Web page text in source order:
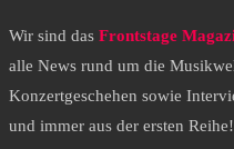
Wir sind das Frontstage
alle News rund um die
Konzertgeschehen sowie
und immer aus der ersten Reihe!